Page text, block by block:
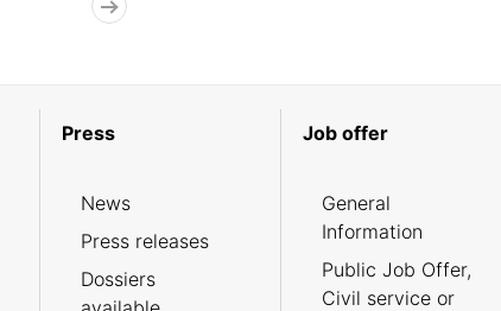
Press
News
Press releases
Dossiers
Job offer
General
Information
Public Job Offer,
Civil service or